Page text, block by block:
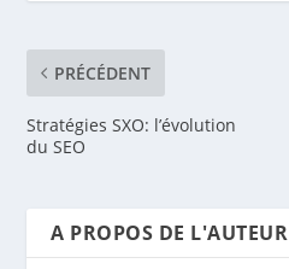
PRÉCÉDENT
Stratégies SXO: l’évolution
du SEO
A PROPOS DE L'AUTEUR